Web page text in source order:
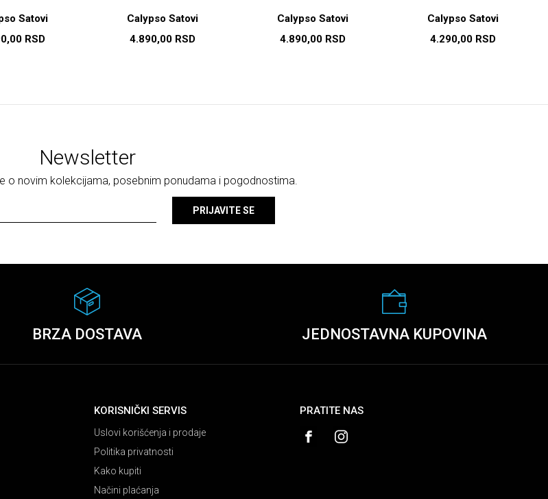
Satovi
RSD
Calypso Satovi
4.890,00 RSD
Calypso Satovi
4.890,00 RSD
Calypso Satovi
4.290,00 RSD
Newsletter
o novim kolekcijama, posebnim ponudama i pogodnostima.
PRIJAVITE SE
BRZA DOSTAVA JEDNOSTAVNA KUPOVINA
KORISNIČKI SERVIS
Uslovi korišćenja i prodaje
Politika privatnosti
Kako kupiti
Načini plaćanja
PRATITE NAS